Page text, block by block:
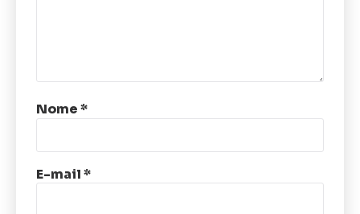
Nome*
E-mail*